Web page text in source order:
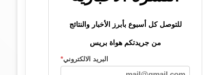
للتوصل كل أسبوع بأبرز الأخبار والنتائج
من جريدتكم هواة بريس
البريد الالكتروني*